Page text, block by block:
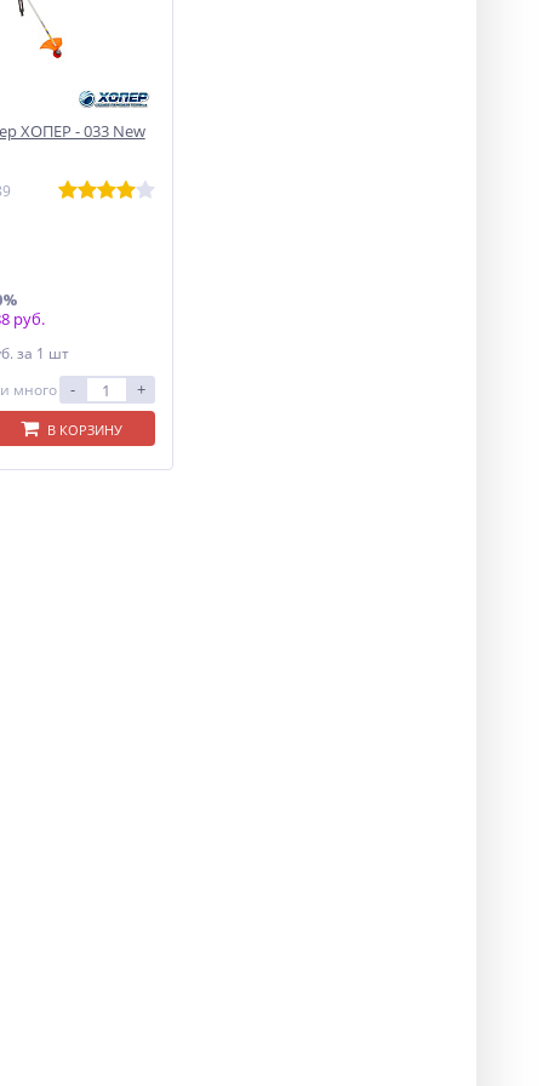
ХОПЕР - 033 New
руб.
за 1 шт
много
- +
В КОРЗИНУ